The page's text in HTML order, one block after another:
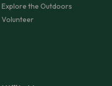
Explore the Outdoors
Volunteer